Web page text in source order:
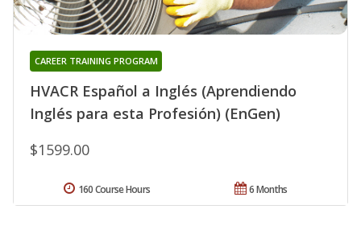
HVACR Español a Inglés (Aprendiendo
Inglés para esta Profesión) (EnGen)
CAREER TRAINING PROGRAM
$1599.00
6 Months
160 Course Hours